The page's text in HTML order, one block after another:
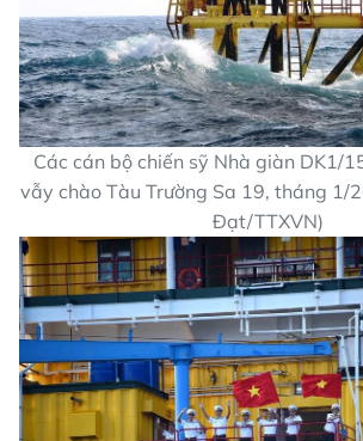
Các cán bộ chiến sỹ Nhà giàn DK1/
vẫy chào Tàu Trường Sa 19, tháng 1/
Đạt/TTXVN)